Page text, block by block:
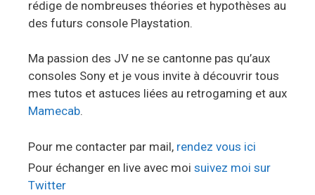
rédige de nombreuses théories et hypothèses au
des futurs console Playstation.
Ma passion des JV ne se cantonne pas qu’aux
consoles Sony et je vous invite à découvrir tous
mes tutos et astuces liées au retrogaming et aux
Mamecab.
Pour me contacter par mail, rendez vous ici
Pour échanger en live avec moi suivez moi sur
Twitter